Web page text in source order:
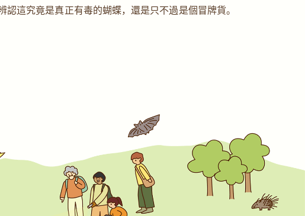
這究竟是真正有毒的蝴蝶，還是只不過是個冒牌貨。